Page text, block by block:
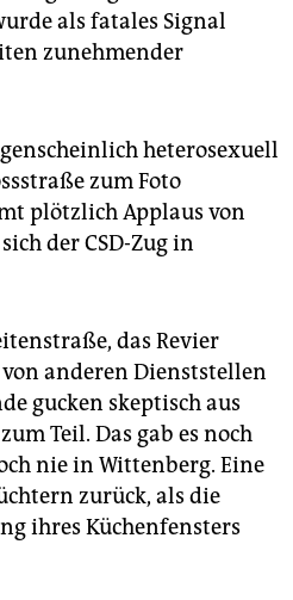
als fatales Signal
zunehmender
heterosexuell
zum Foto
plötzlich Applaus von
der CSD-Zug in
das Revier
anderen Dienststellen
gucken skeptisch aus
Teil. Das gab es noch
nie in Wittenberg. Eine
zurück, als die
ihres Küchenfensters